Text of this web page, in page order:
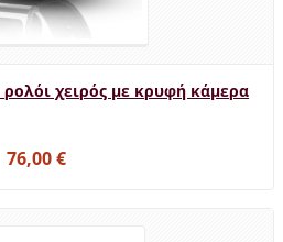
ρολόι χειρός με κρυφή κάμερα
76,00 €